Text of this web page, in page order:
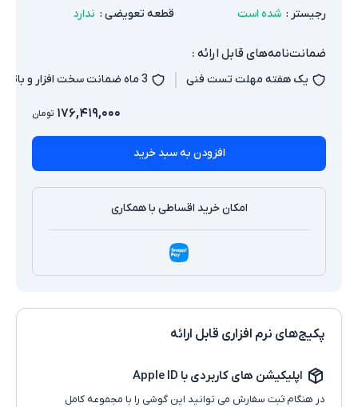
رجیستر : شده است قطعه تعویضی : ندارد
ضمانت‌نامه‌های قابل ارائه :
یک هفته مهلت تست فنی 3 ماه ضمانت سخت افزار و باتری
۱۷۶,۴۱۹,۰۰۰ تومان
افزودن به سبد خرید
امکان خرید اقساطی با همکاری
پکیج‌های نرم افزاری قابل ارائه
اپلیکیشن های کاربردی با Apple ID
در هنگام ثبت سفارش می توانید این گوشی را با مجموعه کامل